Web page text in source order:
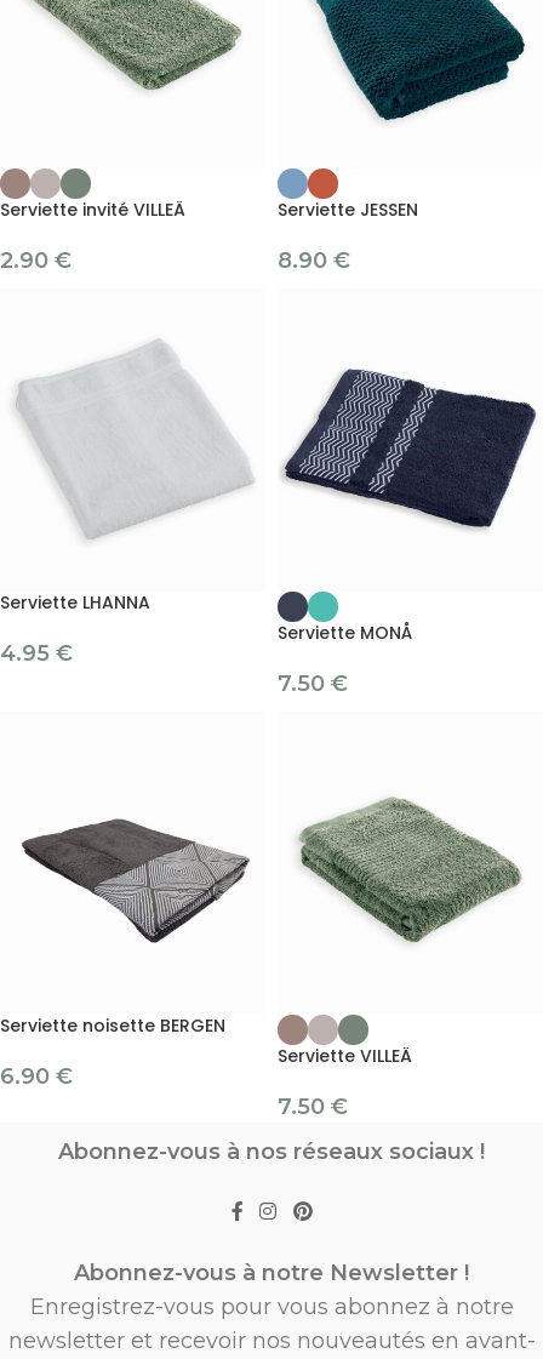
Serviette invité VILLEÄ
2.90 €
Serviette JESSEN
8.90 €
Serviette LHANNA
4.95 €
Serviette MONÅ
7.50 €
Serviette noisette BERGEN
6.90 €
Serviette VILLEÄ
7.50 €
Abonnez-vous à nos réseaux sociaux !
Abonnez-vous à notre Newsletter !
Enregistrez-vous pour vous abonnez à notre
newsletter et recevoir nos nouveautés en avant-